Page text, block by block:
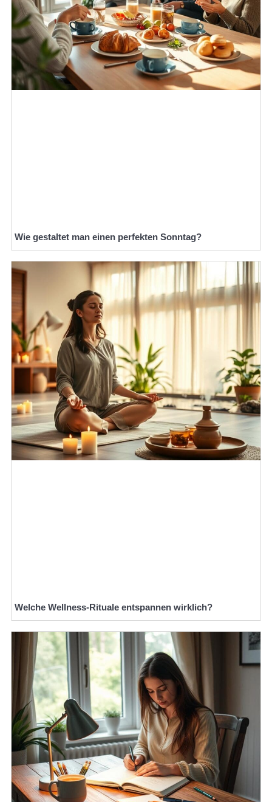
Wie gestaltet man einen perfekten Sonntag?
Welche Wellness-Rituale entspannen wirklich?